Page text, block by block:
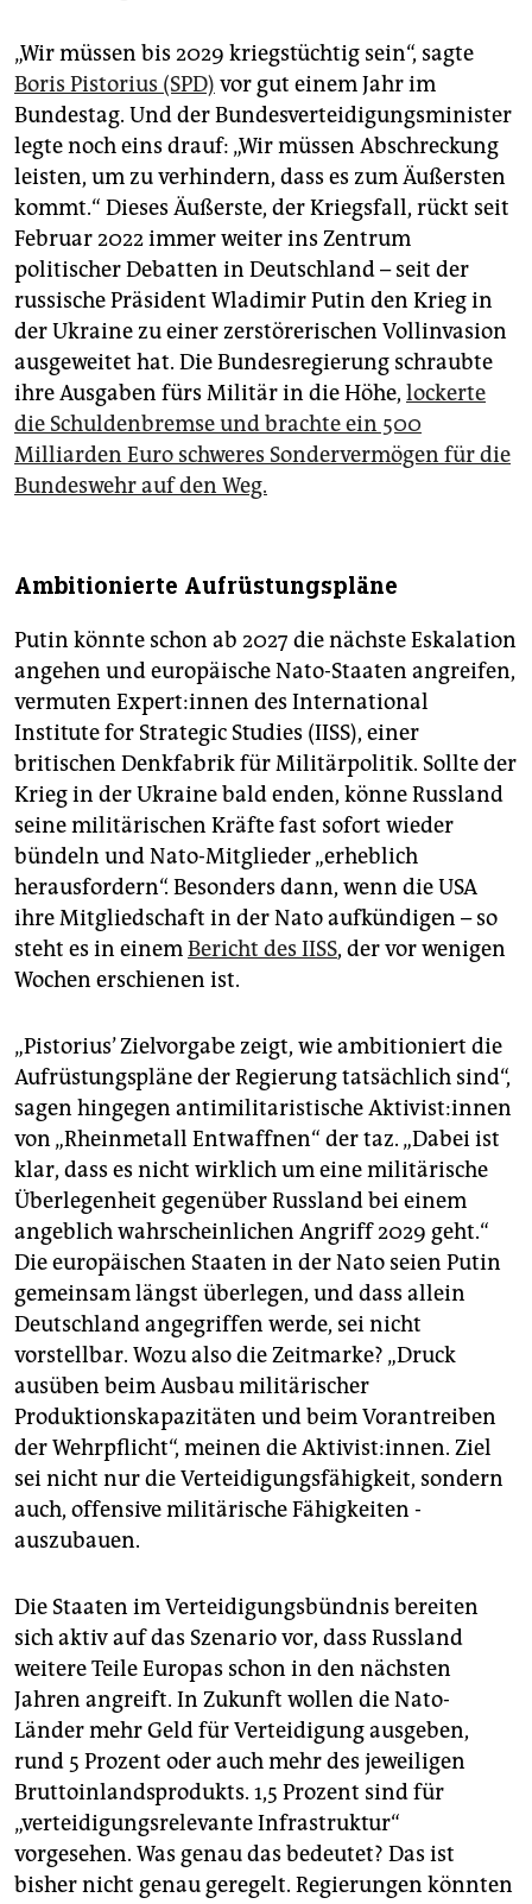
„Wir müssen bis 2029 kriegstüchtig sein“, sagte
Boris Pistorius (SPD) vor gut einem Jahr im
Bundestag. Und der Bundesverteidigungsminister
legte noch eins drauf: „Wir müssen Abschreckung
leisten, um zu verhindern, dass es zum Äußersten
kommt.“ Dieses Äußerste, der Kriegsfall, rückt seit
Februar 2022 immer weiter ins Zentrum
politischer Debatten in Deutschland – seit der
russische Präsident Wladimir Putin den Krieg in
der Ukraine zu einer zerstörerischen Vollinvasion
ausgeweitet hat. Die Bundesregierung schraubte
ihre Ausgaben fürs Militär in die Höhe, lockerte
die Schuldenbremse und brachte ein 500
Milliarden Euro schweres Sondervermögen für die
Bundeswehr auf den Weg.
Ambitionierte Aufrüstungspläne
Putin könnte schon ab 2027 die nächste Eskalation
angehen und europäische Nato-Staaten angreifen,
vermuten Ex­per­t:in­nen des International
Institute for Strategic Studies (IISS), einer
britischen Denkfabrik für Militärpolitik. Sollte der
Krieg in der Ukraine bald enden, könne Russland
seine militärischen Kräfte fast sofort wieder
bündeln und Nato-Mitglieder „erheblich
herausfordern“. Besonders dann, wenn die USA
ihre Mitgliedschaft in der Nato aufkündigen – so
steht es in einemBericht des IISS, der vor wenigen
Wochen erschienen ist.
„Pistorius’ Zielvorgabe zeigt, wie ambitioniert die
Aufrüstungspläne der Regierung tatsächlich sind“,
sagen hingegen antimilitaristische Ak­ti­vis­t:in­nen
von „Rheinmetall Entwaffnen“ der taz. „Dabei ist
klar, dass es nicht wirklich um eine militärische
Überlegenheit gegenüber Russland bei einem
angeblich wahrscheinlichen Angriff 2029 geht.“
Die europäischen Staaten in der Nato seien Putin
gemeinsam längst überlegen, und dass allein
Deutschland angegriffen werde, sei nicht
vorstellbar. Wozu also die Zeitmarke? „Druck
ausüben beim Ausbau militärischer
Produktionskapazitäten und beim Vorantreiben
der Wehrpflicht“, meinen die Ak­ti­vis­t:in­nen. Ziel
sei nicht nur die Verteidigungsfähigkeit, sondern
auch, offensive militärische Fähigkeiten ­
auszubauen.
Die Staaten im Verteidigungsbündnis bereiten
sich aktiv auf das Szenario vor, dass Russland
weitere Teile Europas schon in den nächsten
Jahren angreift. In Zukunft wollen die Nato-
Länder mehr Geld für Verteidigung ausgeben,
rund 5 Prozent oder auch mehr des jeweiligen
Bruttoinlandsprodukts. 1,5 Prozent sind für
„verteidigungsrelevante Infrastruktur“
vorgesehen. Was genau das bedeutet? Das ist
bisher nicht genau geregelt. Regierungen könnten